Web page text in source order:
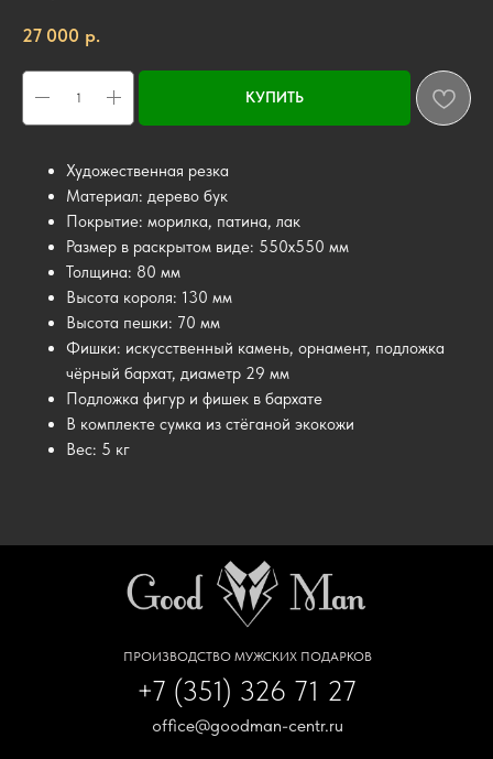
27 000 р.
КУПИТЬ
Художественная резка
Материал: дерево бук
Покрытие: морилка, патина, лак
Размер в раскрытом виде: 550х550 мм
Толщина: 80 мм
Высота короля: 130 мм
Высота пешки: 70 мм
Фишки: искусственный камень, орнамент, подложка
чёрный бархат, диаметр 29 мм
Подложка фигур и фишек в бархате
В комплекте сумка из стёганой экокожи
Вес: 5 кг
ПРОИЗВОДСТВО МУЖСКИХ ПОДАРКОВ
+7 (351) 326 71 27
office@goodman-centr.ru